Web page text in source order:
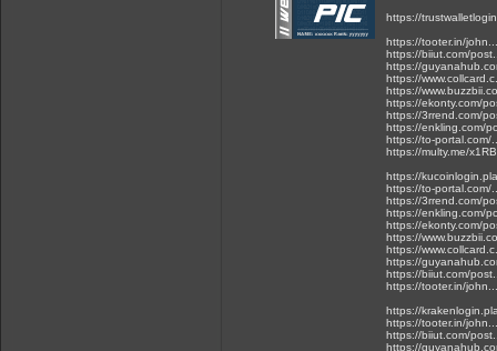
https://
https://tooter.in/
https://biiut.com/
https://
https://
https://
https://ekonty.com/
https://3rrend.com/
https://enkling.com/
https://to-portal.com/
https://multy.me/
https://
https://to-portal.com/
https://3rrend.com/
https://enkling.com/
https://ekonty.com/
https://
https://
https://
https://biiut.com/
https://tooter.in/
https://
https://tooter.in/
https://biiut.com/
https://